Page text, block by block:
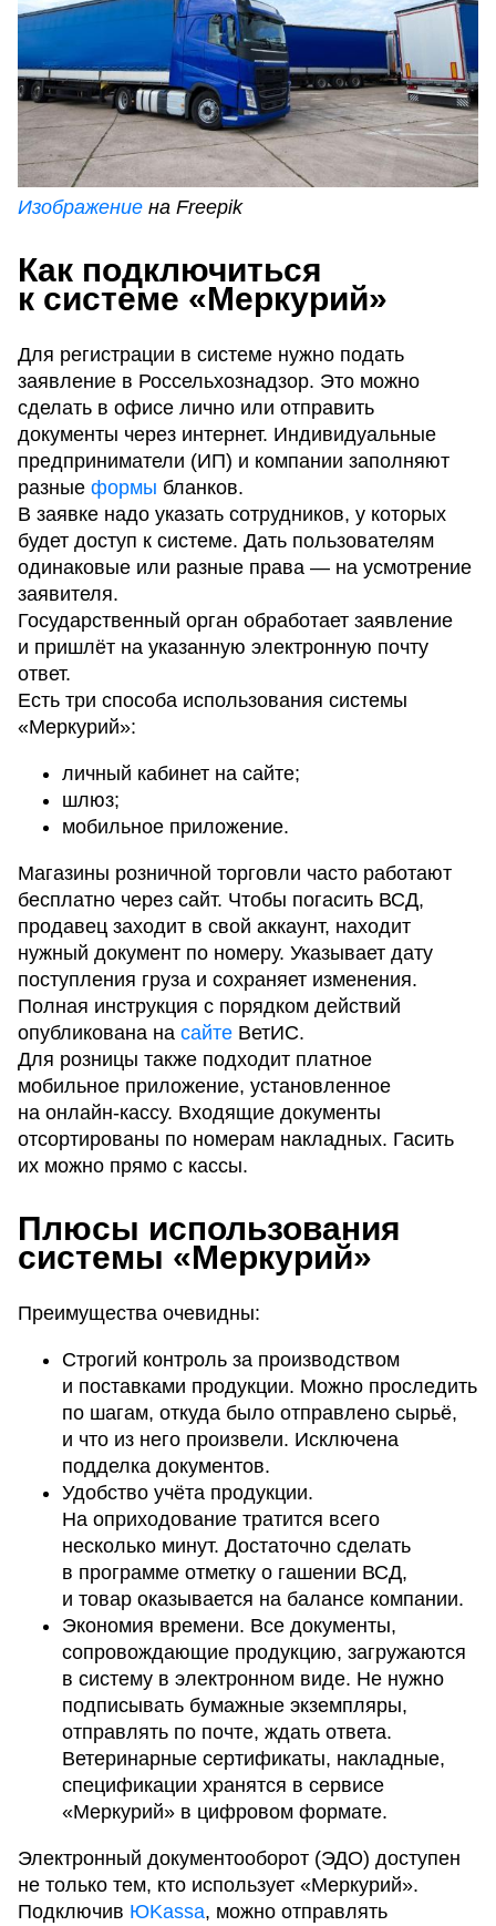
Изображение на Freepik
Как подключиться
к системе «Меркурий»
Для регистрации в системе нужно подать
заявление в Россельхознадзор. Это можно
сделать в офисе лично или отправить
документы через интернет. Индивидуальные
предприниматели (ИП) и компании заполняют
разные формы бланков.
В заявке надо указать сотрудников, у которых
будет доступ к системе. Дать пользователям
одинаковые или разные права — на усмотрение
заявителя.
Государственный орган обработает заявление
и пришлёт на указанную электронную почту
ответ.
Есть три способа использования системы
«Меркурий»:
личный кабинет на сайте;
шлюз;
мобильное приложение.
Магазины розничной торговли часто работают
бесплатно через сайт. Чтобы погасить ВСД,
продавец заходит в свой аккаунт, находит
нужный документ по номеру. Указывает дату
поступления груза и сохраняет изменения.
Полная инструкция с порядком действий
опубликована на сайте ВетИС.
Для розницы также подходит платное
мобильное приложение, установленное
на онлайн-кассу. Входящие документы
отсортированы по номерам накладных. Гасить
их можно прямо с кассы.
Плюсы использования
системы «Меркурий»
Преимущества очевидны:
Строгий контроль за производством
и поставками продукции. Можно проследить
по шагам, откуда было отправлено сырьё,
и что из него произвели. Исключена
подделка документов.
Удобство учёта продукции.
На оприходование тратится всего
несколько минут. Достаточно сделать
в программе отметку о гашении ВСД,
и товар оказывается на балансе компании.
Экономия времени. Все документы,
сопровождающие продукцию, загружаются
в систему в электронном виде. Не нужно
подписывать бумажные экземпляры,
отправлять по почте, ждать ответа.
Ветеринарные сертификаты, накладные,
спецификации хранятся в сервисе
«Меркурий» в цифровом формате.
Электронный документооборот (ЭДО) доступен
не только тем, кто использует «Меркурий».
Подключив ЮKassa, можно отправлять